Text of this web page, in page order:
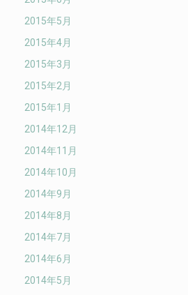
2015年5月
2015年4月
2015年3月
2015年2月
2015年1月
2014年12月
2014年11月
2014年10月
2014年9月
2014年8月
2014年7月
2014年6月
2014年5月